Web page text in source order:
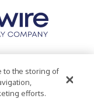
Statement
to the storing of
efforts.